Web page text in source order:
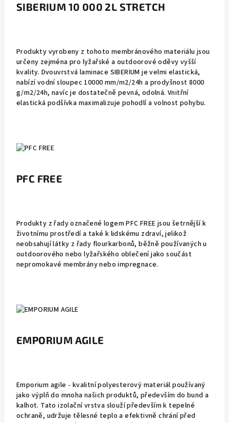
SIBERIUM 10 000 2L STRETCH
Produkty vyrobeny z tohoto membránového materiálu jsou
určeny zejména pro lyžařské a outdoorové oděvy vyšší
kvality. Dvouvrstvá laminace SIBERIUM je velmi elastická,
nabízí vodní sloupec 10000 mm/m2/24h a prodyšnost 8000
g/m2/24h, navíc je dostatečně pevná, odolná. Vnitřní
elastická podšívka maximalizuje pohodlí a volnost pohybu.
PFC FREE
Produkty z řady označené logem PFC FREE jsou šetrnější k
životnímu prostředí a také k lidskému zdraví, jelikož
neobsahují látky z řady flourkarbonů, běžně používaných u
outdoorového nebo lyžařského oblečení jako součást
nepromokavé membrány nebo impregnace.
EMPORIUM AGILE
Emporium agile - kvalitní polyesterový materiál používaný
jako výplň do mnoha našich produktů, především do bund a
kalhot. Tato izolační vrstva slouží především k tepelné
ochraně, udržuje tělesné teplo a efektivně chrání před